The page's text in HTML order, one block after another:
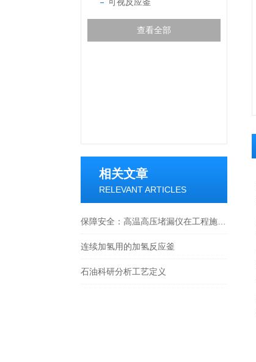
查看全部
相关文章
RELEVANT ARTICLES
连续加氢用的加氢反应釜
石油科研分析工艺定义